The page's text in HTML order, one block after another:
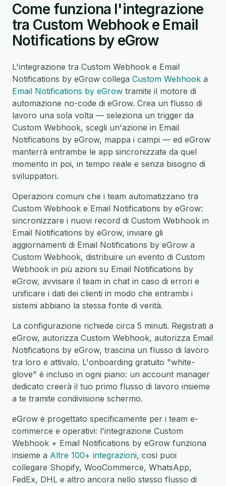
Come funziona l'integrazione
tra Custom Webhook e Email
Notifications by eGrow
L'integrazione tra Custom Webhook e Email
Notifications by eGrow collega Custom Webhook a
Email Notifications by eGrow tramite il motore di
automazione no-code di eGrow. Crea un flusso di
lavoro una sola volta — seleziona un trigger da
Custom Webhook, scegli un'azione in Email
Notifications by eGrow, mappa i campi — ed eGrow
manterrà entrambe le app sincronizzate da quel
momento in poi, in tempo reale e senza bisogno di
sviluppatori.
Operazioni comuni che i team automatizzano tra
Custom Webhook e Email Notifications by eGrow:
sincronizzare i nuovi record di Custom Webhook in
Email Notifications by eGrow, inviare gli
aggiornamenti di Email Notifications by eGrow a
Custom Webhook, distribuire un evento di Custom
Webhook in più azioni su Email Notifications by
eGrow, avvisare il team in chat in caso di errori e
unificare i dati dei clienti in modo che entrambi i
sistemi abbiano la stessa fonte di verità.
La configurazione richiede circa 5 minuti. Registrati a
eGrow, autorizza Custom Webhook, autorizza Email
Notifications by eGrow, trascina un flusso di lavoro
tra loro e attivalo. L'onboarding gratuito "white-
glove" è incluso in ogni piano: un account manager
dedicato creerà il tuo primo flusso di lavoro insieme
a te tramite condivisione schermo.
eGrow è progettato specificamente per i team e-
commerce e operativi: l'integrazione Custom
Webhook + Email Notifications by eGrow funziona
insieme a Altre 100+ integrazioni, così puoi
collegare Shopify, WooCommerce, WhatsApp,
FedEx, DHL e altro ancora nello stesso flusso di